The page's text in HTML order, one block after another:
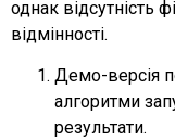
однак відсутність
відмінності.
Демо-версія
алгоритми
результати.